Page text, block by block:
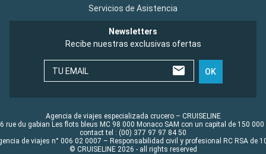
Servicios de Asistencia
Newsletters
Recibe nuestras exclusivas ofertas
TU EMAIL OK
Agencia de viajes especializada crucero – CRUISELINE
rue du gabian Les flots bleus MC 98 000 Monaco SAM con un capital de 150 000
contact tel : (00) 377 97 97 84 50
de viajes n° 006 02 0007 – Responsabilidad civil y profesional RC RSA de
© CRUISELINE 2026 - all rights reserved